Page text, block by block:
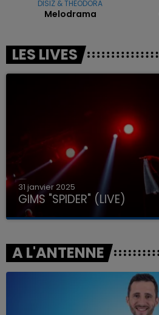
DISIZ & THEODORA
Melodrama
LES LIVES
31 janvier 2025
GIMS "SPIDER" (LIVE)
A L'ANTENNE